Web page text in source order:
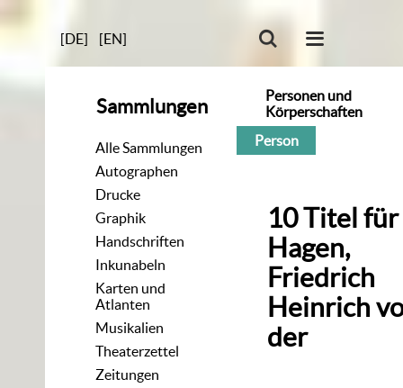
[DE] [EN]
Sammlungen
Alle Sammlungen
Autographen
Drucke
Graphik
Handschriften
Inkunabeln
Karten und
Atlanten
Musikalien
Theaterzettel
Zeitungen
Personen und
Körperschaften
Person
10Titel für
Hagen,
Friedrich
Heinrich
der